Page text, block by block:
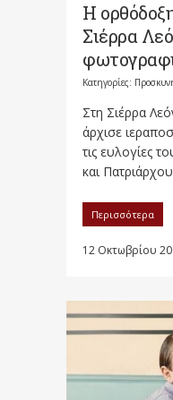
Η
Σιέρρα
Κατηγορίες:
Στη Σιέρρα
άρχισε
τις ευλογίες
και
Περισσότερα
12 Οκτωβρίου